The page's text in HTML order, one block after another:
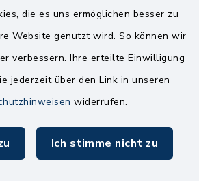
die es uns ermöglichen besser zu
Website genutzt wird. So können wir
verbessern. Ihre erteilte Einwilligung
jederzeit über den Link in unseren
widerrufen.
Ich stimme nicht zu